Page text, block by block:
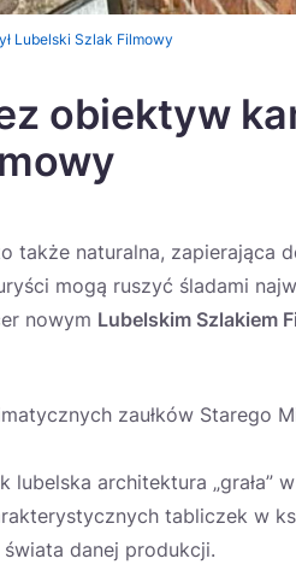
Lubelski Szlak Filmowy
obiektyw
także naturalna, zapierająca
mogą ruszyć śladami
nowym Lubelskim Szlakiem
zaułków Starego
lubelska architektura „grała”
tabliczek w
danej produkcji.